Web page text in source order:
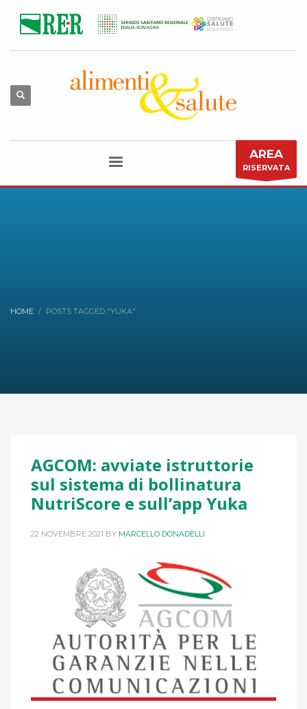
AREA
RISERVATA
HOME POSTS TAGGED "YUKA"
AGCOM: avviate istruttorie
sul sistema di bollinatura
NutriScore e sull’app Yuka
22 NOVEMBRE 2021 BY MARCELLO DONADELLI